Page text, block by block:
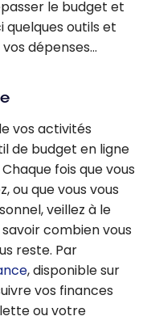
le budget et
quelques outils et
dépenses…
vos activités
de budget en ligne
fois que vous
ou que vous vous
veillez à le
combien vous
reste. Par
, disponible sur
vos finances
ou votre